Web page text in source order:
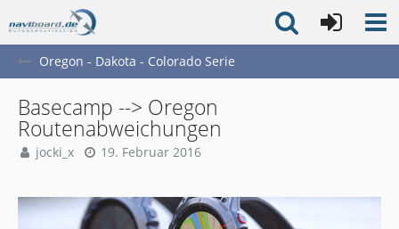
Oregon - Dakota - Colorado Serie
Basecamp --> Oregon
Routenabweichungen
jocki_x 19. Februar 2016